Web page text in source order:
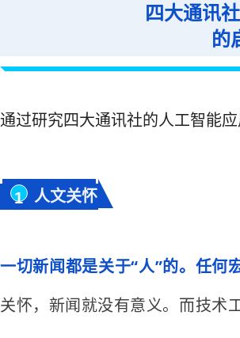
四大通讯
的
通过研究四大通讯社的人工智能
1 人文关怀
一切新闻都是关于“人”的。任何
关怀，新闻就没有意义。而技术